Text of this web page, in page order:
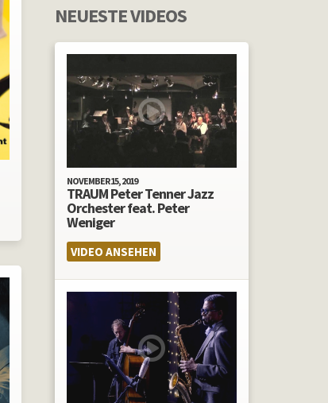
NEUESTE VIDEOS
NOVEMBER 15, 2019
TRAUM Peter Tenner Jazz
Orchester feat. Peter
Weniger
VIDEO ANSEHEN